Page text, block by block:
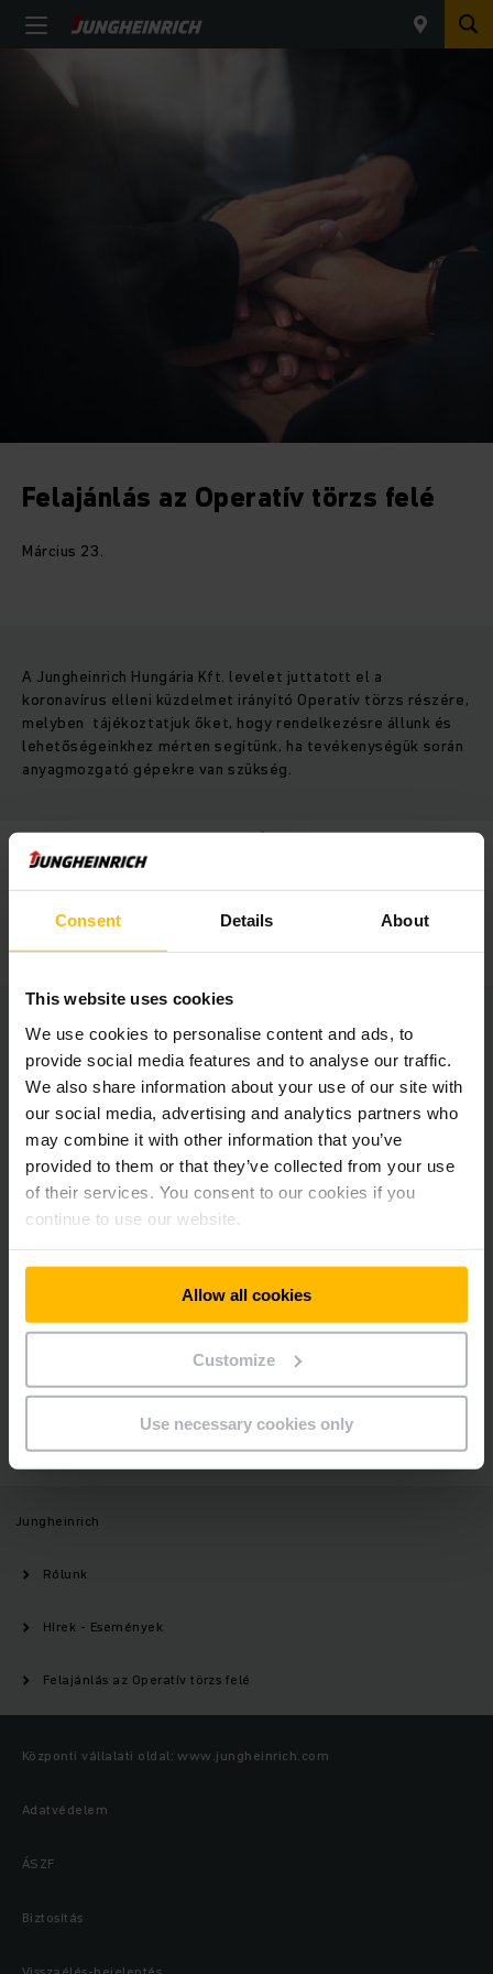
Consent Details About
This website uses cookies
We use cookies to personalise content and ads, to
provide social media features and to analyse our traffic.
We also share information about your use of our site with
our social media, advertising and analytics partners who
may combine it with other information that you’ve
provided to them or that they’ve collected from your use
of their services. You consent to our cookies if you
continue to use our website.
Allow all cookies
Customize
Use necessary cookies only
Felajánlás az Operatív törzs felé
Március 23.
A Jungheinrich Hungária Kft. levelet juttatott el a
koronavírus elleni küzdelmet irányító Operatív törzs részére,
melyben tájékoztatjuk őket, hogy rendelkezésre állunk és
lehetőségeinkhez mérten segítünk, ha tevékenységük során
anyagmozgató gépekre van szükség.
Business Network Közösségi média
Kérdése van?
VEGYE FEL VELÜNK A KAPCSOLATOT
Jungheinrich
Rólunk
Hírek - Események
Felajánlás az Operatív törzs felé
Központi vállalati oldal: www.jungheinrich.com
Adatvédelem
ÁSZF
Biztosítás